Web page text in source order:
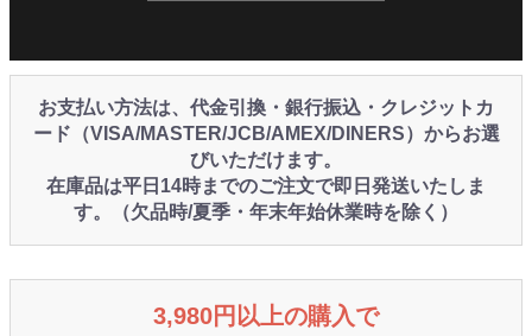
お支払い方法は、代金引換・銀行振込・クレジットカ
ード（VISA/MASTER/JCB/AMEX/DINERS）からお選
びいただけます。
在庫品は平日14時までのご注文で即日発送いたしま
す。（欠品時/夏季・年末年始休業時を除く）
3,980円以上の購入で